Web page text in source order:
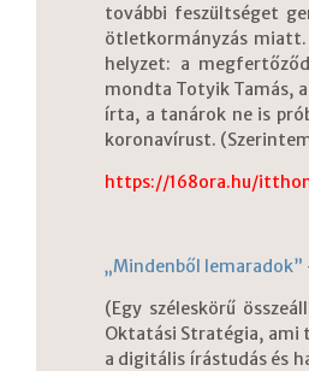
további feszültséget
ötletkormányzás
helyzet: a
mondta Totyik Tamás,
írta, a tanárok ne is
koronavírust.
https://168ora.hu/
„Mindenből
(Egy széleskörű
Oktatási Stratégia, ami
a digitális írástudás és